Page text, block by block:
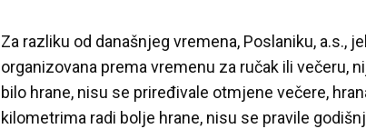
Za razliku od današnjeg vremena, Poslaniku, a.s.,
organizovana prema vremenu za ručak ili večeru,
bilo hrane, nisu se priređivale otmjene večere,
kilometrima radi bolje hrane, nisu se pravile